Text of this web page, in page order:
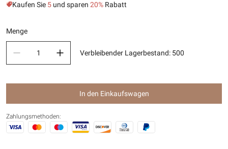
Kaufen Sie 5 und sparen 20% Rabatt
Menge
Verbleibender Lagerbestand: 500
In den Einkaufswagen
Zahlungsmethoden: